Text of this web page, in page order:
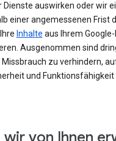
Dienste auswirken oder wir
einer angemessenen Frist
Inhalte aus Ihrem
Ausgenommen sind
Missbrauch zu verhindern,
und